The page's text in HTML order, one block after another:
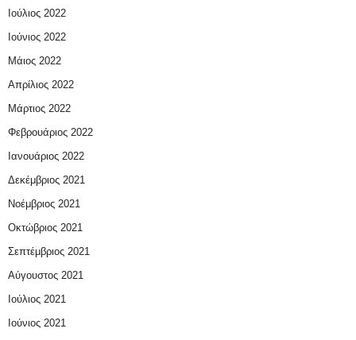
Ιούλιος 2022
Ιούνιος 2022
Μάιος 2022
Απρίλιος 2022
Μάρτιος 2022
Φεβρουάριος 2022
Ιανουάριος 2022
Δεκέμβριος 2021
Νοέμβριος 2021
Οκτώβριος 2021
Σεπτέμβριος 2021
Αύγουστος 2021
Ιούλιος 2021
Ιούνιος 2021